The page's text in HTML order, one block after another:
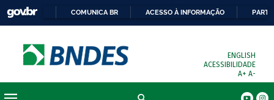
COMUNICA BR ACESSO À INFORMAÇÃO
ENGLISH
ACESSIBILIDADE
A+ A-